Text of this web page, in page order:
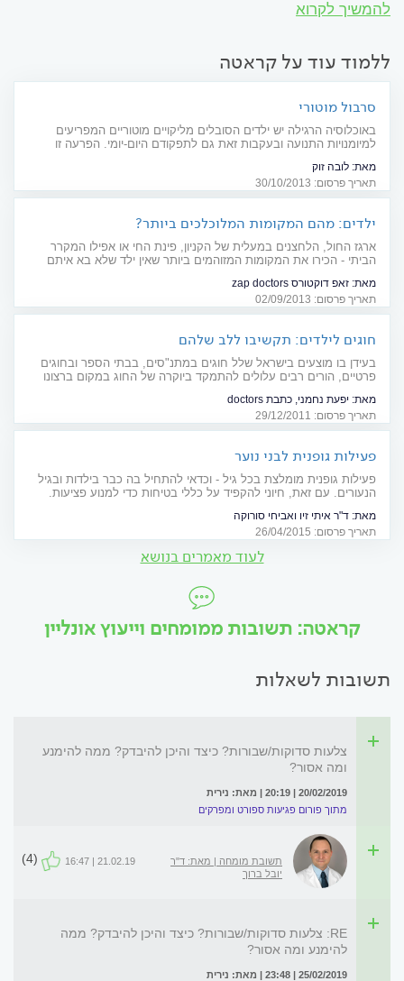
להמשיך לקרוא
ללמוד עוד על קראטה
סרבול מוטורי
באוכלוסיה הרגילה יש ילדים הסובלים מליקויים מוטוריים המפריעים
למיומנויות התנועה ובעקבות זאת גם לתפקודם היום-יומי. הפרעה זו
כדי לאפשר ללוקים בה לקבל טיפול הולם.
מאת: לובה זוק
תאריך פרסום: 30/10/2013
ילדים: מהם המקומות המלוכלכים ביותר?
ארגז החול, הלחצנים במעלית של הקניון, פינת החי או אפילו המקרר
הביתי - הכירו את המקומות המזוהמים ביותר שאין ילד שלא בא איתם
מאת: זאפ דוקטורס zap doctors
תאריך פרסום: 02/09/2013
חוגים לילדים: תקשיבו ללב שלהם
בעידן בו מוצעים בישראל שלל חוגים במתנ"סים, בבתי הספר ובחוגים
פרטיים, הורים רבים עלולים להתמקד ביוקרה של החוג במקום ברצונו
מאת: יפעת נחמני, כתבת doctors
תאריך פרסום: 29/12/2011
פעילות גופנית לבני נוער
פעילות גופנית מומלצת בכל גיל - וכדאי להתחיל בה כבר בילדות ובגיל
הנעורים. עם זאת, חיוני להקפיד על כללי בטיחות כדי למנוע פציעות.
מאת: ד"ר איתי זיו ואביחי סורוקה
תאריך פרסום: 26/04/2015
לעוד מאמרים בנושא
קראטה: תשובות ממומחים וייעוץ אונליין
תשובות לשאלות
צלעות סדוקות/שבורות? כיצד והיכן להיבדק? ממה להימנע
ומה אסור?
20/02/2019 | 20:19 | מאת: נירית
מתוך פורום פגיעות ספורט ומפרקים
תשובת מומחה | מאת: ד"ר
יובל ברוך
21.02.19 | 16:47
(4)
RE: צלעות סדוקות/שבורות? כיצד והיכן להיבדק? ממה
להימנע ומה אסור?
25/02/2019 | 23:48 | מאת: נירית